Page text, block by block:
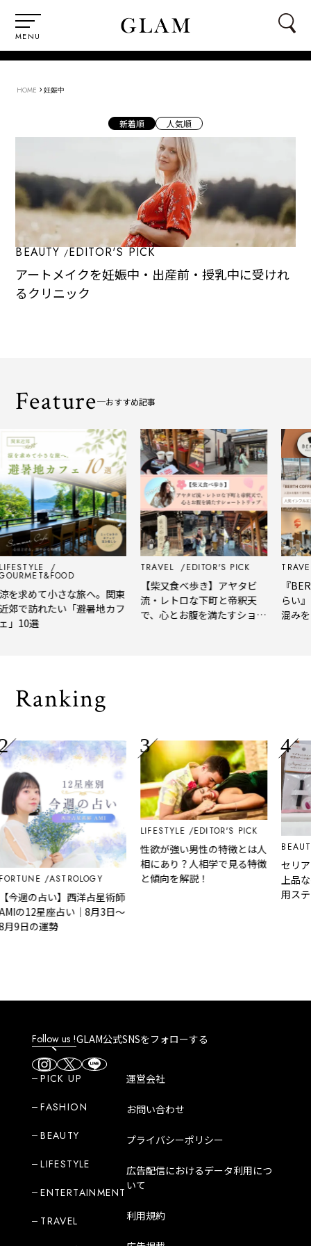
MENU
HOME › 妊娠中
新着順 人気順
BEAUTY EDITOR'S PICK
アートメイクを妊娠中・出産前・授乳中に受けれ
るクリニック
Feature おすすめ記事
を求めて小さな旅へ。関東
郊で訪れたい「避暑地カフ
」10選
TRAVEL EDITOR'S PICK
【柴又食べ歩き】アヤタビ
流・レトロな下町と帝釈天
で、心とお腹を満たすショー
TRAVEL
『
らい
混み
Ranking
ASTROLOGY
今週の占い】西洋占星術師
の12星座占い｜8月3日～
9日の運勢
LIFESTYLE EDITOR'S PICK
性欲が強い男性の特徴とは人
相にあり？人相学で見る特徴
と傾向を解説！
セリ
上品
用ス
Follow us !GLAM公式SNSをフォローする
PICK UP
FASHION
BEAUTY
LIFESTYLE
ENTERTAINMENT
TRAVEL
運営会社
お問い合わせ
プライバシーポリシー
広告配信におけるデータ利用につ
いて
利用規約